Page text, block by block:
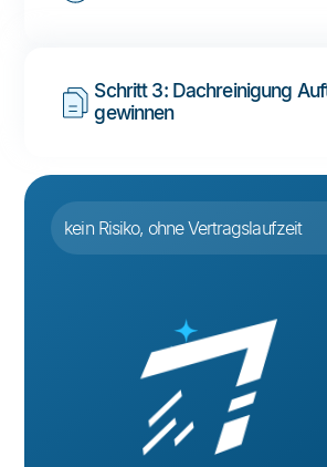
Schritt 3: Dachreinigung
gewinnen
kein Risiko, ohne Vertragslaufzeit